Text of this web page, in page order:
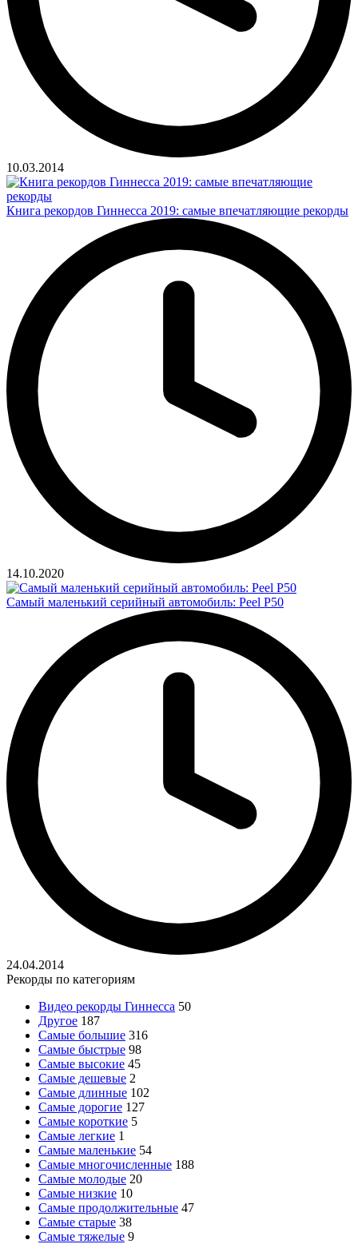
10.03.2014
Книга рекордов Гиннесса 2019: самые впечатляющие рекорды
14.10.2020
Самый маленький серийный автомобиль: Peel P50
24.04.2014
Рекорды по категориям
Видео рекорды Гиннесса 50
Другое 187
Самые большие 316
Самые быстрые 98
Самые высокие 45
Самые дешевые 2
Самые длинные 102
Самые дорогие 127
Самые короткие 5
Самые легкие 1
Самые маленькие 54
Самые многочисленные 188
Самые молодые 20
Самые низкие 10
Самые продолжительные 47
Самые старые 38
Самые тяжелые 9